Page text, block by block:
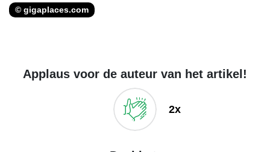
© gigaplaces.com
Applaus voor de auteur van het artikel!
2x